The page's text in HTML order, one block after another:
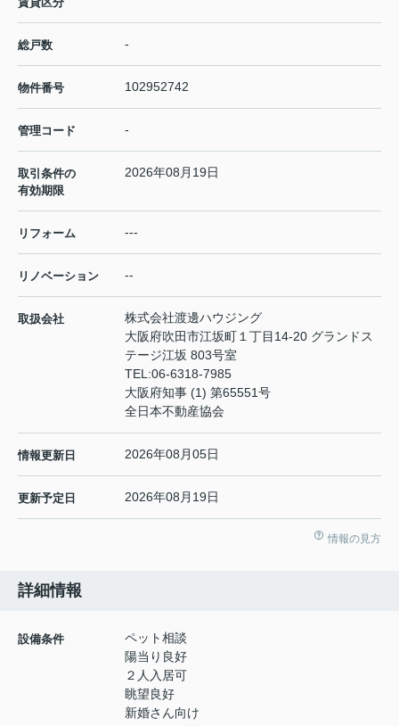
総戸数 -
物件番号 102952742
管理コード -
取引条件の
有効期限
2026年08月19日
リフォーム ---
リノベーション --
取扱会社
株式会社渡邊ハウジング
大阪府吹田市江坂町１丁目14‐20 グランドス
テージ江坂 803号室
TEL:06-6318-7985
大阪府知事 (1) 第65551号
全日本不動産協会
情報更新日 2026年08月05日
更新予定日 2026年08月19日
情報の見方
詳細情報
設備条件
ペット相談
陽当り良好
２人入居可
眺望良好
新婚さん向け